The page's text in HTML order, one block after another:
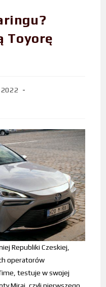
Toyorę
Republiki Czeskiej,
operatorów
testuje w swojej